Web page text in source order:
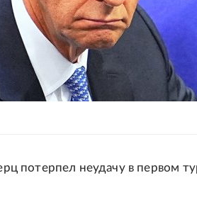
потерпел неудачу в первом